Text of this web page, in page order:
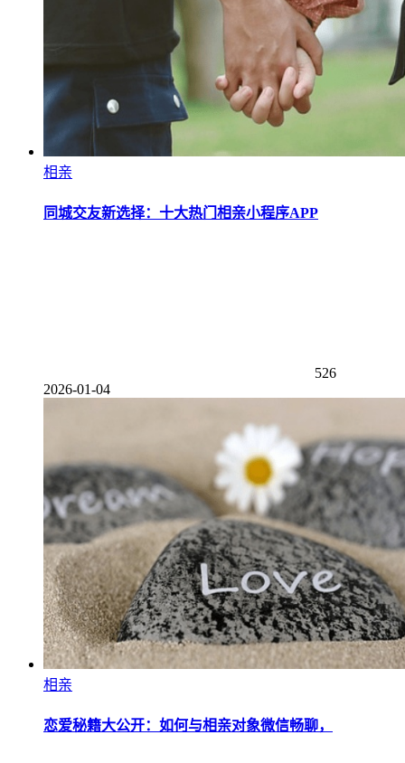
相亲
同城交友新选择：十大热门相亲小程序APP
526
2026-01-04
相亲
恋爱秘籍大公开：如何与相亲对象微信畅聊，